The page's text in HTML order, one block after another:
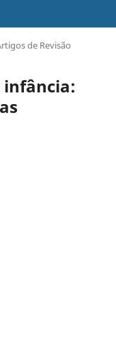
de Revisão